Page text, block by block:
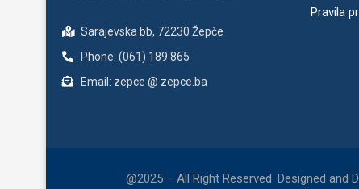
Sarajevska bb, 72230 Žepče
Phone: (061) 189 865
Email: zepce @ zepce.ba
Pravila
@2025 – All Right Reserved. Designed and